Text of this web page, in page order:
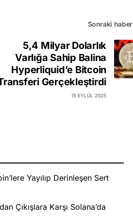
Sonraki haber
5,4 Milyar Dolarlık
Varlığa Sahip Balina
Hyperliquid’e Bitcoin
Gerçekleştirdi
15 EYLÜL 2025
Yayılıp Derinleşen Sert
Çıkışlara Karşı Solana’da